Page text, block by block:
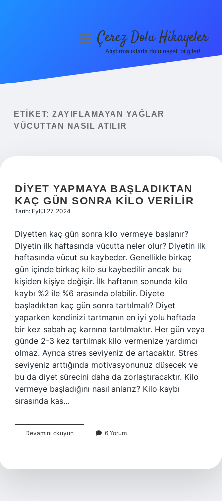
Yasal Uyarı
menüyüÇerez Dolu Hikayeler
Atıştırmalıklarla dolu neşeli bilgiler!
ETIKET: ZAYIFLAMAYAN YAĞLAR
VÜCUTTAN NASIL ATILIR
DIYET YAPMAYA BAŞLADIKTAN
KAÇ GÜN SONRA KILO VERILIR
Tarih: Eylül 27, 2024
Diyetten kaç gün sonra kilo vermeye başlanır?
Diyetin ilk haftasında vücutta neler olur? Diyetin ilk
haftasında vücut su kaybeder. Genellikle birkaç
gün içinde birkaç kilo su kaybedilir ancak bu
kişiden kişiye değişir. İlk haftanın sonunda kilo
kaybı %2 ile %6 arasında olabilir. Diyete
başladıktan kaç gün sonra tartılmalı? Diyet
yaparken kendinizi tartmanın en iyi yolu haftada
bir kez sabah aç karnına tartılmaktır. Her gün veya
günde 2-3 kez tartılmak kilo vermenize yardımcı
olmaz. Ayrıca stres seviyeniz de artacaktır. Stres
seviyeniz arttığında motivasyonunuz düşecek ve
bu da diyet sürecini daha da zorlaştıracaktır. Kilo
vermeye başladığını nasıl anlarız? Kilo kaybı
sırasında kas…
Devamını okuyun
Yapmaya
Gün
6 Yorum